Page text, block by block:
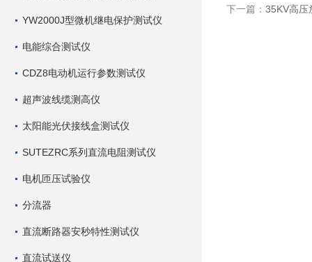
YW2000J型微机继电保护测试仪
电能综合测试仪
CDZ8电动机运行参数测试仪
超声波线缆测高仪
太阳能光伏接线盒测试仪
SUTEZRC系列直流电阻测试仪
电机匝压试验仪
分流器
直流断路器安秒特性测试仪
直流试送仪
下一篇： 35KV高压